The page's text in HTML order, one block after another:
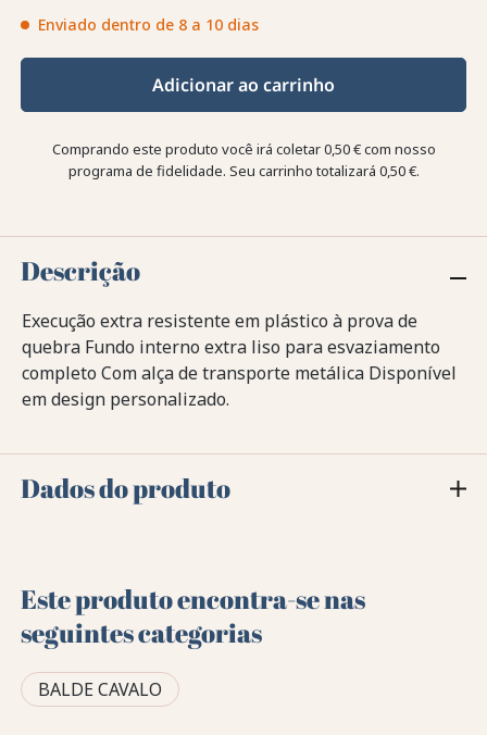
Enviado dentro de 8 a 10 dias
Adicionar ao carrinho
Comprando este produto você irá coletar0,50 €com nosso
programa de fidelidade. Seu carrinho totalizará 0,50 €.
Descrição
Execução extra resistente em plástico à prova de
quebra Fundo interno extra liso para esvaziamento
completo Com alça de transporte metálica Disponível
em design personalizado.
Dados do produto
Este produto encontra-se nas
seguintes categorias
BALDE CAVALO